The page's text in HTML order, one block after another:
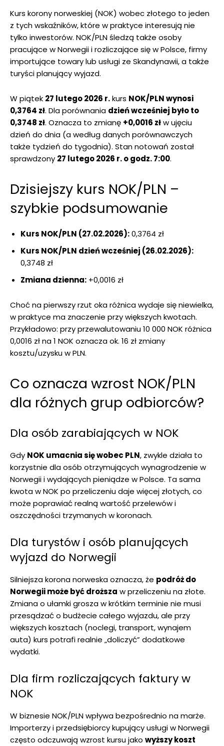
Kurs korony norweskiej (NOK) wobec złotego to jeden
z tych wskaźników, które w praktyce interesują nie
tylko inwestorów. NOK/PLN śledzą także osoby
pracujące w Norwegii i rozliczające się w Polsce, firmy
importujące towary lub usługi ze Skandynawii, a także
turyści planujący wyjazd.
W piątek 27 lutego 2026 r.kurs NOK/PLN wynosi
0,3764 zł. Dla porównania dzień wcześniej było to
0,3748 zł. Oznacza to zmianę +0,0016 złw ujęciu
dzień do dnia (a według danych porównawczych
także tydzień do tygodnia). Stan notowań został
sprawdzony 27 lutego 2026 r. o godz. 7:00.
Dzisiejszy kurs NOK/PLN –
szybkie podsumowanie
Kurs NOK/PLN (27.02.2026):0,3764 zł
Kurs NOK/PLN dzień wcześniej (26.02.2026):
0,3748 zł
Zmiana dzienna: +0,0016 zł
Choć na pierwszy rzut oka różnica wydaje się niewielka,
w praktyce ma znaczenie przy większych kwotach.
Przykładowo: przy przewalutowaniu 10 000 NOK różnica
0,0016 zł na 1 NOK oznacza ok. 16 zł zmiany
kosztu/uzysku w PLN.
Co oznacza wzrost NOK/PLN
dla różnych grup odbiorców?
Dla osób zarabiających w NOK
Gdy NOK umacnia się wobec PLN, zwykle działa to
korzystnie dla osób otrzymujących wynagrodzenie w
Norwegii i wydających pieniądze w Polsce. Ta sama
kwota w NOK po przeliczeniu daje więcej złotych, co
może poprawiać realną wartość przelewów i
oszczędności trzymanych w koronach.
Dla turystów i osób planujących
wyjazd do Norwegii
Silniejsza korona norweska oznacza, że podróż do
Norwegii może być droższa w przeliczeniu na złote.
Zmiana o ułamki grosza w krótkim terminie nie musi
przesądzać o budżecie całego wyjazdu, ale przy
większych kosztach (noclegi, transport, wynajem
auta) kurs potrafi realnie „doliczyć” dodatkowe
wydatki.
Dla firm rozliczających faktury w
NOK
W biznesie NOK/PLN wpływa bezpośrednio na marże.
Importerzy i przedsiębiorcy kupujący usługi w Norwegii
często odczuwają wzrost kursu jako wyższy koszt